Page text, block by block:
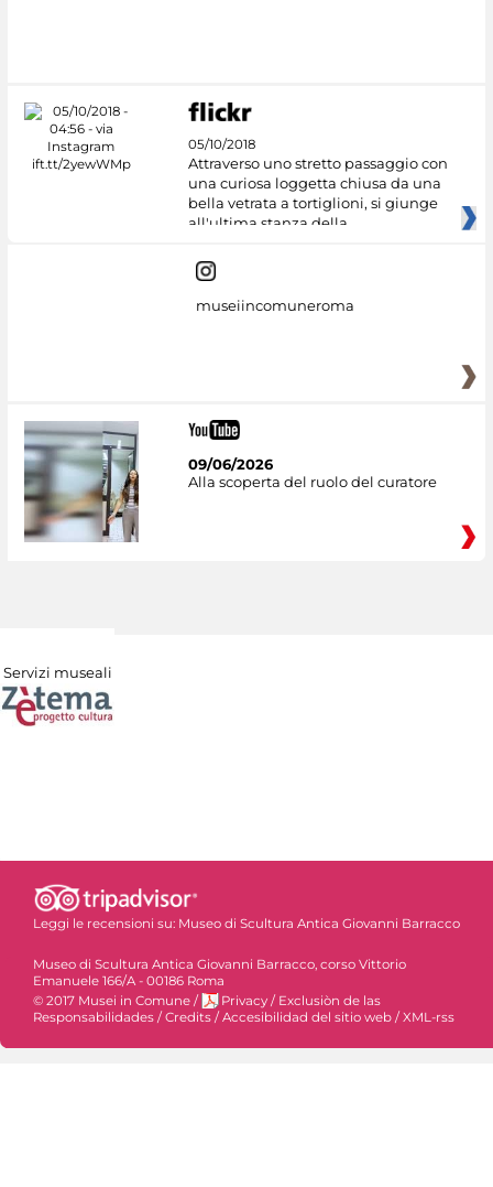
05/10/2018
Attraverso uno stretto passaggio con
una curiosa loggetta chiusa da una
bella vetrata a tortiglioni, si giunge
all'ultima stanza della
museiincomuneroma
09/06/2026
Alla scoperta del ruolo del curatore
Servizi museali
Leggi le recensioni su: Museo di Scultura Antica Giovanni Barracco
Museo di Scultura Antica Giovanni Barracco, corso Vittorio
Emanuele 166/A - 00186 Roma
© 2017 Musei in Comune / Privacy / Exclusiòn de las
Responsabilidades / Credits / Accesibilidad del sitio web / XML-rss